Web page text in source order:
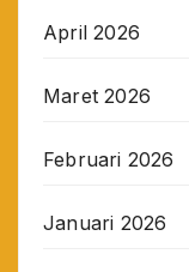
April 2026
Maret 2026
Februari 2026
Januari 2026